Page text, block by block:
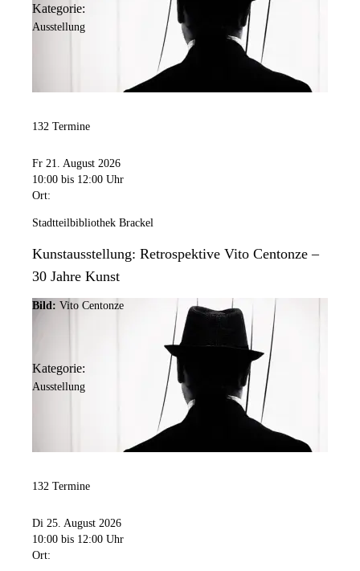
Kategorie:
Ausstellung
132 Termine
Fr 21. August 2026
10:00 bis 12:00 Uhr
Ort:
Stadtteilbibliothek Brackel
Kunstausstellung: Retrospektive Vito Centonze –
30 Jahre Kunst
Bild: Vito Centonze
Kategorie:
Ausstellung
132 Termine
Di 25. August 2026
10:00 bis 12:00 Uhr
Ort: